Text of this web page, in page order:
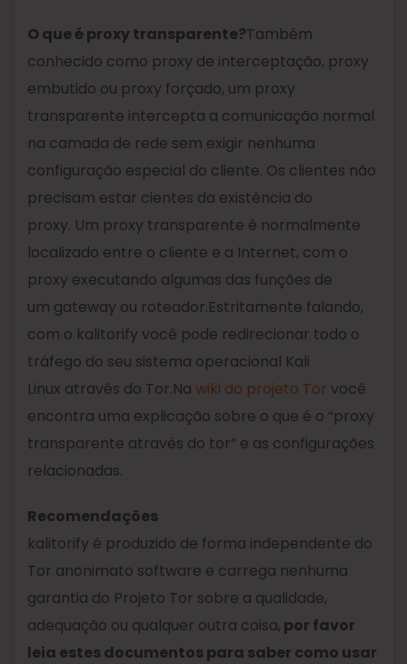
O que é proxy transparente?Também
conhecido como proxy de interceptação, proxy
embutido ou proxy forçado, um proxy
transparente intercepta a comunicação normal
na camada de rede sem exigir nenhuma
configuração especial do cliente. Os clientes não
precisam estar cientes da existência do
proxy. Um proxy transparente é normalmente
localizado entre o cliente e a Internet, com o
proxy executando algumas das funções de
um gateway ou roteador.Estritamente falando,
com o kalitorify você pode redirecionar todo o
tráfego do seu sistema operacional Kali
Linux através do Tor.Na wiki do projeto Tor você
encontra uma explicação sobre o que é o “proxy
transparente através do tor” e as configurações
relacionadas.
Recomendações
kalitorify é produzido de forma independente do
Tor anonimato software e carrega nenhuma
garantia do Projeto Tor sobre a qualidade,
adequação ou qualquer outra coisa, por favor
leia estes documentos para saber como usar